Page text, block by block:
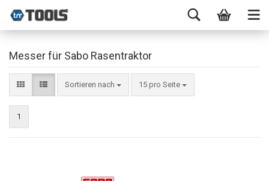
Messer für Sabo Rasentraktor
Sortieren nach 15 pro Seite
1